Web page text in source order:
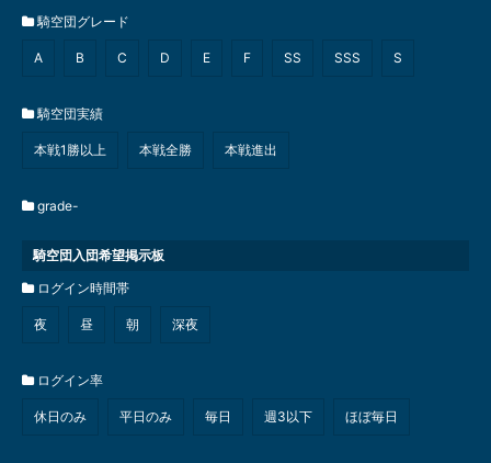
騎空団グレード
A B C D E F SS SSS S
騎空団実績
本戦1勝以上 本戦全勝 本戦進出
grade-
騎空団入団希望掲示板
ログイン時間帯
夜 昼 朝 深夜
ログイン率
休日のみ 平日のみ 毎日 週3以下 ほぼ毎日